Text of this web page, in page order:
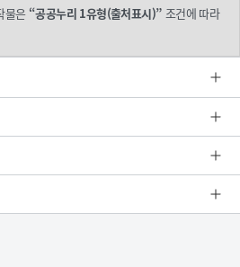
물은 “공공누리 1유형(출처표시)” 조건에 따라